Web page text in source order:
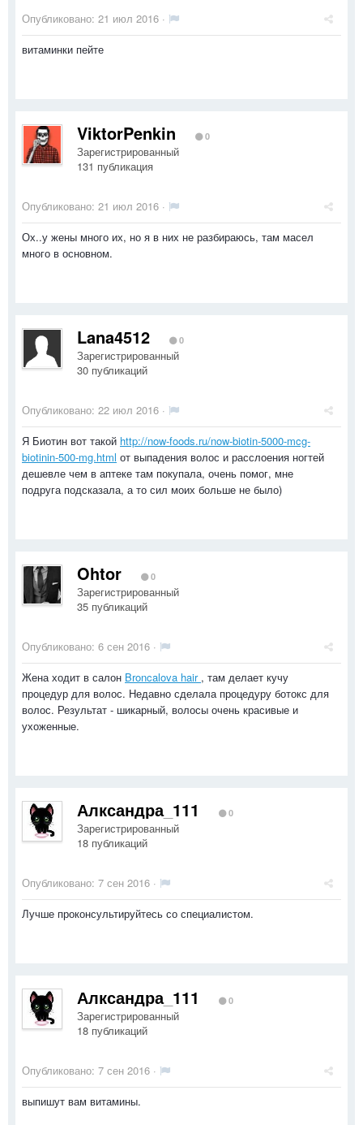
Опубликовано: 21 июл 2016 ·
витаминки пейте
ViktorPenkin 0
Зарегистрированный
131 публикация
Опубликовано: 21 июл 2016 ·
Ох..у жены много их, но я в них не разбираюсь, там масел
много в основном.
Lana4512 0
Зарегистрированный
30 публикаций
Опубликовано: 22 июл 2016 ·
Я Биотин вот такой http://now-foods.ru/now-biotin-5000-mcg-
biotinin-500-mg.html от выпадения волос и расслоения ногтей
дешевле чем в аптеке там покупала, очень помог, мне
подруга подсказала, а то сил моих больше не было)
Ohtor 0
Зарегистрированный
35 публикаций
Опубликовано: 6 сен 2016 ·
Жена ходит в салон Broncalova hair , там делает кучу
процедур для волос. Недавно сделала процедуру ботокс для
волос. Результат - шикарный, волосы очень красивые и
ухоженные.
Алксандра_111 0
Зарегистрированный
18 публикаций
Опубликовано: 7 сен 2016 ·
Лучше проконсультируйтесь со специалистом.
Алксандра_111 0
Зарегистрированный
18 публикаций
Опубликовано: 7 сен 2016 ·
выпишут вам витамины.